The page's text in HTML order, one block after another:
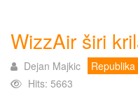
WizzAir širi
Dejan Majkic
Hits: 5663